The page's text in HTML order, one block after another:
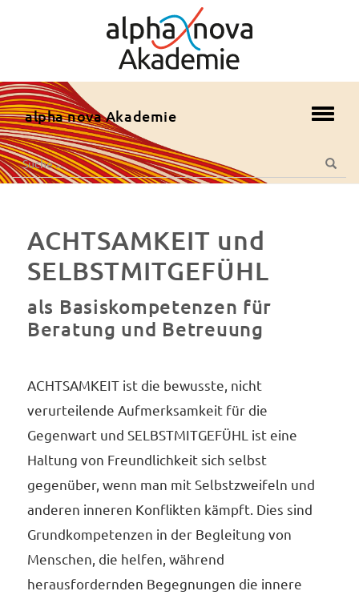
zur
Fusszeile
zur
Suche
alpha nova Akademie
Suche
nach:
ACHTSAMKEIT und
SELBSTMITGEFÜHL
als Basiskompetenzen für
Beratung und Betreuung
ACHTSAMKEIT ist die bewusste, nicht
verurteilende Aufmerksamkeit für die
Gegenwart und SELBSTMITGEFÜHL ist eine
Haltung von Freundlichkeit sich selbst
gegenüber, wenn man mit Selbstzweifeln und
anderen inneren Konflikten kämpft. Dies sind
Grundkompetenzen in der Begleitung von
Menschen, die helfen, während
herausfordernden Begegnungen die innere